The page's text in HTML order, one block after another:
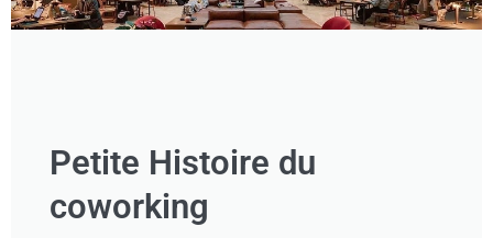
Petite Histoire du
coworking